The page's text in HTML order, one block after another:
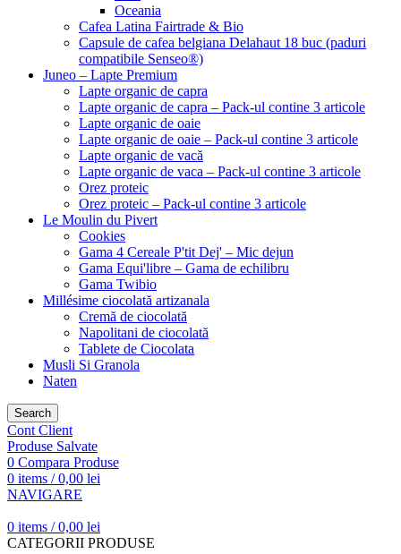
Oceania
Cafea Latina Fairtrade & Bio
Capsule de cafea belgiana Delahaut 18 buc (paduri
compatibile Senseo®)
Juneo – Lapte Premium
Lapte organic de capra
Lapte organic de capra – Pack-ul contine 3 articole
Lapte organic de oaie
Lapte organic de oaie – Pack-ul contine 3 articole
Lapte organic de vacă
Lapte organic de vaca – Pack-ul contine 3 articole
Orez proteic
Orez proteic – Pack-ul contine 3 articole
Le Moulin du Pivert
Cookies
Gama 4 Cereale P'tit Dej' – Mic dejun
Gama Equi'libre – Gama de echilibru
Gama Twibio
Millésime ciocolată artizanala
Cremă de ciocolată
Napolitani de ciocolată
Tablete de Ciocolata
Musli Si Granola
Naten
Search
Cont Client
Produse Salvate
0 Compara Produse
0 items / 0,00 lei
NAVIGARE
0 items / 0,00 lei
CATEGORII PRODUSE